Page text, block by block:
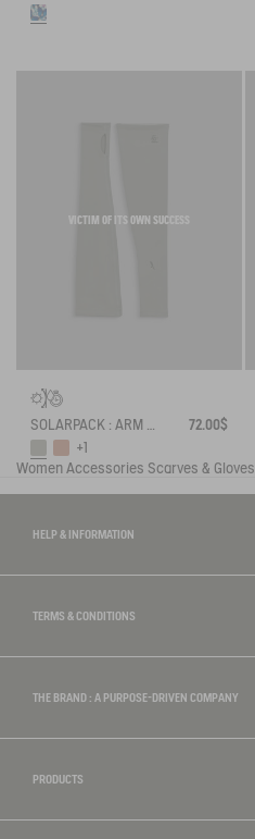
VICTIM OF ITS OWN SUCCESS
72.00$
+1
Women Accessories Scarves & Gloves
HELP & INFORMATION
TERMS & CONDITIONS
THE BRAND : A PURPOSE-DRIVEN COMPANY
PRODUCTS